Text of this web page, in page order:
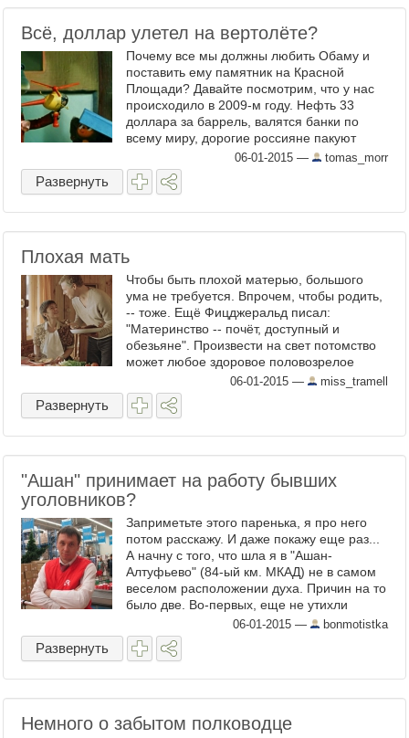
Всё, доллар улетел на вертолёте?
Почему все мы должны любить Обаму и
поставить ему памятник на Красной
Площади? Давайте посмотрим, что у нас
происходило в 2009-м году. Нефть 33
доллара за баррель, валятся банки по
всему миру, дорогие россияне пакуют
чемоданы и не понимают, куда теперь
валить. И тут приходит Обама , ...
06-01-2015 — tomas_morr
Развернуть
Плохая мать
Чтобы быть плохой матерью, большого
ума не требуется. Впрочем, чтобы родить,
-- тоже. Ещё Фицджеральд писал:
"Материнство -- почёт, доступный и
обезьяне". Произвести на свет потомство
может любое здоровое половозрелое
животное женского пола. Стать плохой
матерью может любая никчёмная баба ...
06-01-2015 — miss_tramell
Развернуть
"Ашан" принимает на работу бывших
уголовников?
Заприметьте этого паренька, я про него
потом расскажу. И даже покажу еще раз...
А начну с того, что шла я в "Ашан-
Алтуфьево" (84-ый км. МКАД) не в самом
веселом расположении духа. Причин на то
было две. Во-первых, еще не утихли
страсти вокруг несостоявшегося именно
там теракта. Совсем ...
06-01-2015 — bonmotistka
Развернуть
Немного о забытом полководце